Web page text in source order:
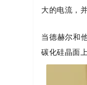
大的电流，
当德赫尔和
碳化硅晶面